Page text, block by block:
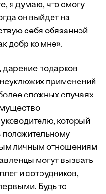
я думаю, что смогу
он выйдет на
себя обязанной
добр ко мне».
дарение подарков
применений
сложных случаях
который
положительному
личным отношениям
могут вызвать
и сотрудников,
Будь то